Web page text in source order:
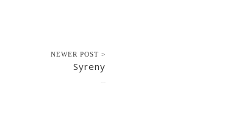
NEWER POST >
Syreny